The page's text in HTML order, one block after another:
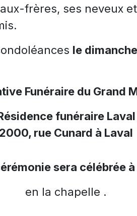
frères, ses neveux
le
Funéraire du Grand
funéraire Laval
2000, rue Cunard à Laval
sera célébrée à
en la chapelle .